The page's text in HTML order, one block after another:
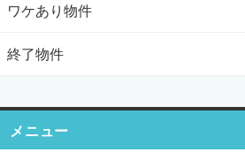
ワケあり物件
終了物件
メニュー